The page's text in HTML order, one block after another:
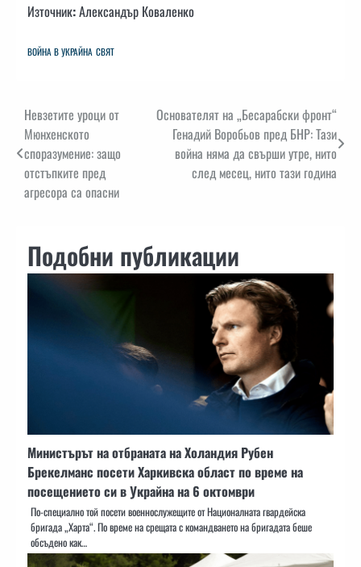
Източник:Александър Коваленко
ВОЙНА В УКРАЙНА СВЯТ
Навигация
Невзетите уроци от
Мюнхенското
споразумение: защо
отстъпките пред
агресора са опасни
Основателят на „Бесарабски фронт“
Генадий Воробьов пред БНР: Тази
война няма да свърши утре, нито
след месец, нито тази година
Подобни публикации
Министърът на отбраната на Холандия Рубен
Брекелманс посети Харкивска област по време на
посещението си в Украйна на 6 октомври
По-специално той посети военнослужещите от Националната гвардейска
бригада „Харта“. По време на срещата с командването на бригадата беше
обсъдено как…